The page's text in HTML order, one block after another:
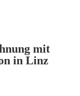
mit
in Linz